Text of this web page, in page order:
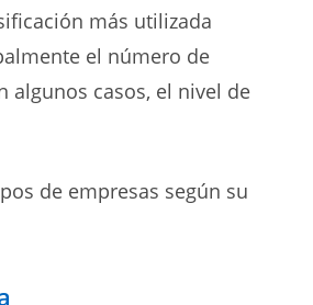
más utilizada
el número de
algunos casos, el nivel de
de empresas según su